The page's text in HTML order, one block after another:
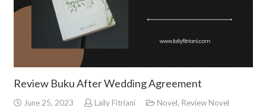
Review Buku After Wedding Agreement
June 25, 2023 Laily Fitriani Novel, Review Novel